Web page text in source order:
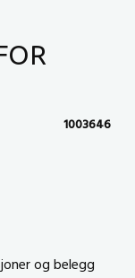
1003646
og belegg